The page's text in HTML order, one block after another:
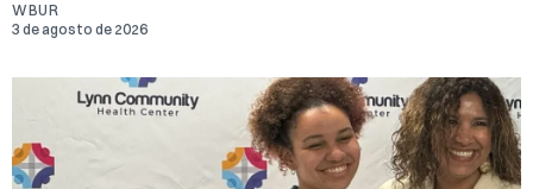
WBUR
3 de agosto de 2026